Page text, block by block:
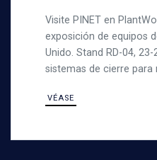
Visite PINET en
exposición de equipos
Unido. Stand RD-04,
sistemas de cierre para
VÉASE